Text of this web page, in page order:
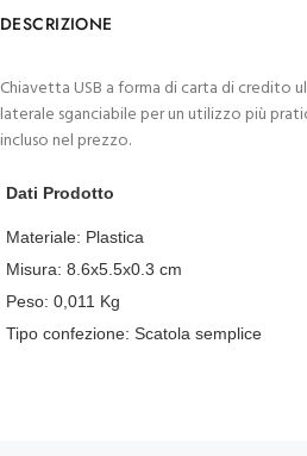
DESCRIZIONE
Chiavetta USB a forma di carta di
laterale sganciabile per un utilizzo più
incluso nel prezzo.
Dati Prodotto
Materiale: Plastica
Misura: 8.6x5.5x0.3 cm
Peso: 0,011 Kg
Tipo confezione: Scatola semplice